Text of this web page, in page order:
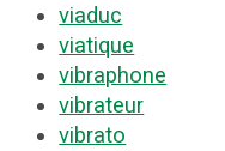
viaduc
viatique
vibraphone
vibrateur
vibrato